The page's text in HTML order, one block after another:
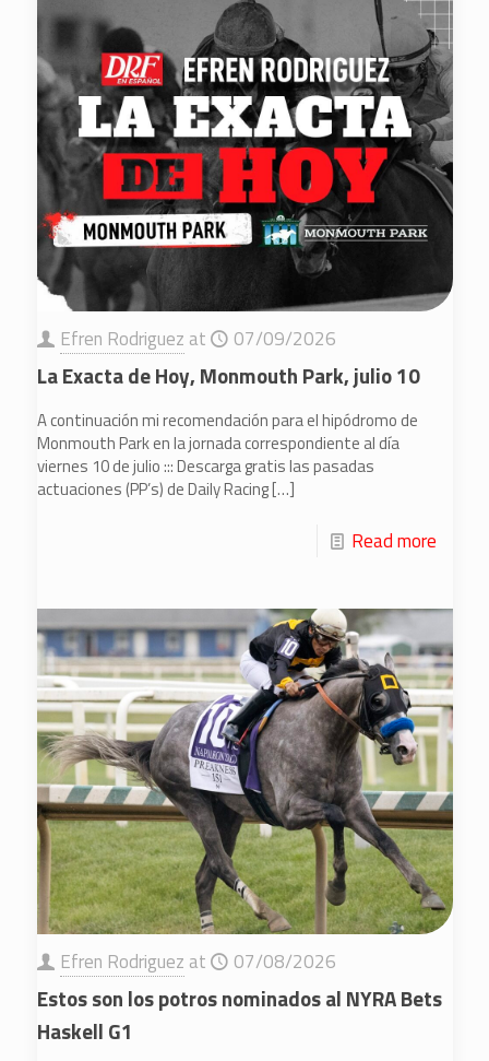
Efren Rodriguez at 07/09/2026
La Exacta de Hoy, Monmouth Park, julio 10
A continuación mi recomendación para el hipódromo de
Monmouth Park en la jornada correspondiente al día
viernes 10 de julio ::: Descarga gratis las pasadas
actuaciones (PP’s) de Daily Racing[…]
Read more
Efren Rodriguez at 07/08/2026
Estos son los potros nominados al NYRA Bets
Haskell G1